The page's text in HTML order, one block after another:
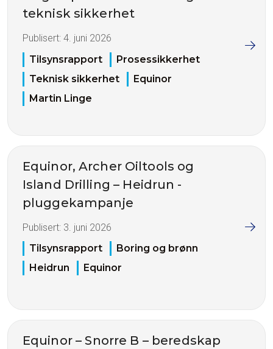
teknisk sikkerhet
Publisert: 4. juni 2026
Tilsynsrapport
Prosessikkerhet
Teknisk sikkerhet
Equinor
Martin Linge
Equinor, Archer Oiltools og
Island Drilling – Heidrun -
pluggekampanje
Publisert: 3. juni 2026
Tilsynsrapport
Boring og brønn
Heidrun
Equinor
Equinor – Snorre B – beredskap